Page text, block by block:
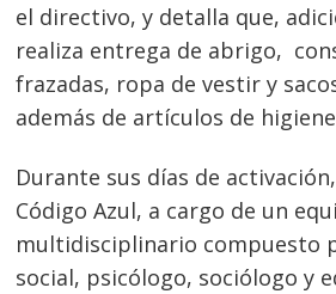
el directivo, y detalla que,
realiza entrega de abrigo,
frazadas, ropa de vestir y
además de artículos de
Durante sus días de
Código Azul, a cargo de un
multidisciplinario compuesto
social, psicólogo, sociólogo y